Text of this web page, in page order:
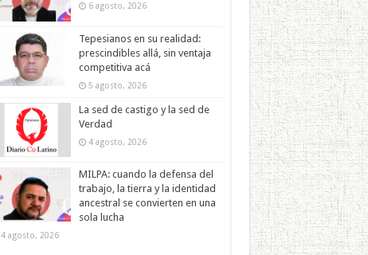
6 agosto, 2026
Tepesianos en su realidad:
prescindibles allá, sin ventaja
competitiva acá
5 agosto, 2026
La sed de castigo y la sed de
Verdad
4 agosto, 2026
MILPA: cuando la defensa del
trabajo, la tierra y la identidad
ancestral se convierten en una
sola lucha
4 agosto, 2026